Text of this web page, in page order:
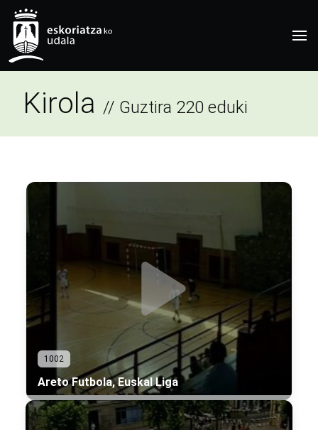
Kirola // Guztira 220 eduki
1002
Areto Futbola, Euskal Liga